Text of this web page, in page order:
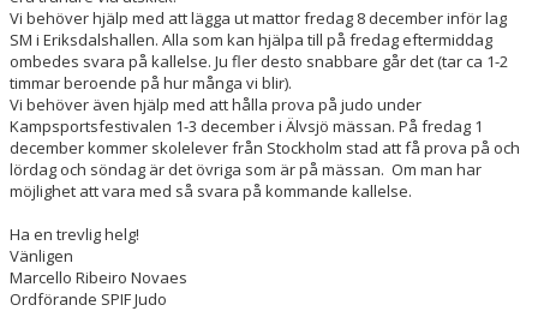
Vi behöver hjälp med att lägga ut mattor fredag 8 december inför lag
SM i Eriksdalshallen. Alla som kan hjälpa till på fredag eftermiddag
ombedes svara på kallelse. Ju fler desto snabbare går det (tar ca 1-2
timmar beroende på hur många vi blir).
Vi behöver även hjälp med att hålla prova på judo under
Kampsportsfestivalen 1-3 december i Älvsjö mässan. På fredag 1
december kommer skolelever från Stockholm stad att få prova på och
lördag och söndag är det övriga som är på mässan. Om man har
möjlighet att vara med så svara på kommande kallelse.
Ha en trevlig helg!
Vänligen
Marcello Ribeiro Novaes
Ordförande SPIF Judo